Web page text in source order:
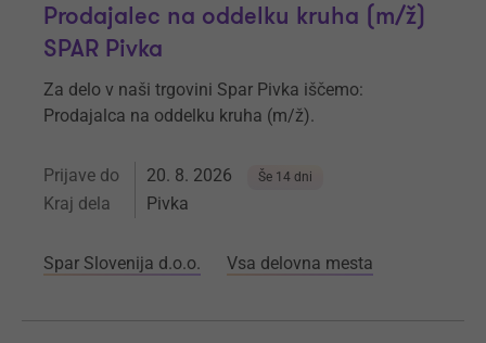
Prodajalec na oddelku kruha (m/ž)
SPAR Pivka
Za delo v naši trgovini Spar Pivka iščemo:
Prodajalca na oddelku kruha (m/ž).
Prijave do 20. 8. 2026 Še 14 dni
Kraj dela Pivka
Spar Slovenija d.o.o. Vsa delovna mesta